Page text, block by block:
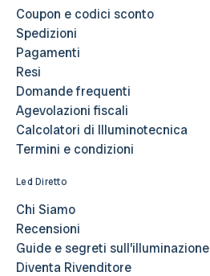
Coupon e codici sconto
Spedizioni
Pagamenti
Resi
Domande frequenti
Agevolazioni fiscali
Calcolatori di Illuminotecnica
Termini e condizioni
Led Diretto
Chi Siamo
Recensioni
Guide e segreti sull’illuminazione
Diventa Rivenditore